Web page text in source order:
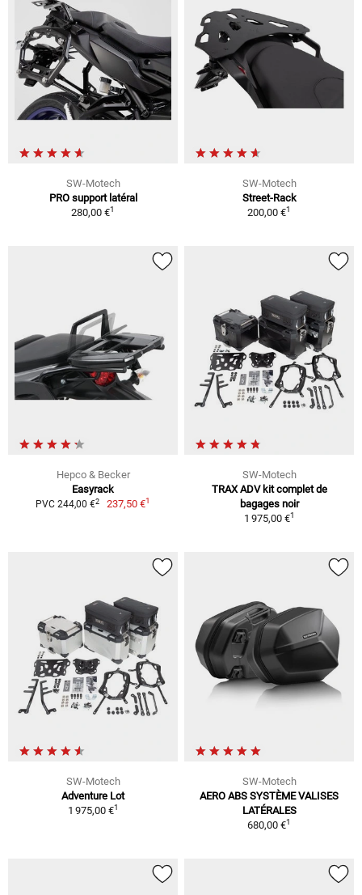
SW-Motech
PRO support latéral
280,00 €1
SW-Motech
Street-Rack
200,00 €1
Hepco & Becker
Easyrack
PVC 244,00 €2 237,50 €1
SW-Motech
TRAX ADV kit complet de
bagages noir
1 975,00 €1
SW-Motech
Adventure Lot
1 975,00 €1
SW-Motech
AERO ABS SYSTÈME VALISES
LATÉRALES
680,00 €1